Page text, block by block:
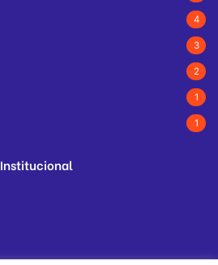
4
3
2
1
1
Institucional